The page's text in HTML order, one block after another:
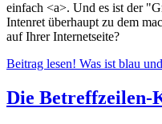
einfach <a>. Und es ist der
Intenret überhaupt zu dem
auf Ihrer Internetseite?
Beitrag lesen! Was ist blau
Die Betreffzeilen-